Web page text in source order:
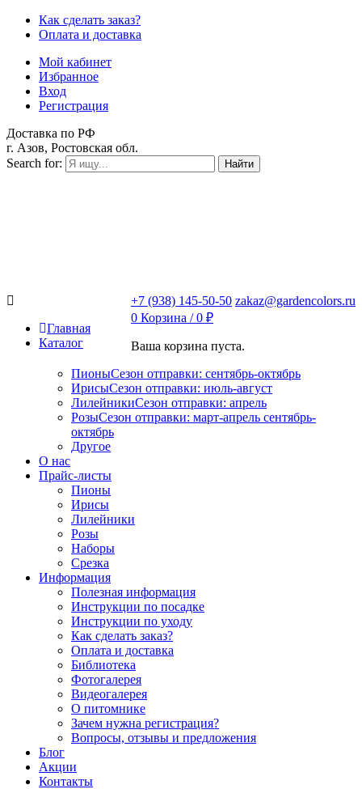
Как сделать заказ?
Оплата и доставка
Мой кабинет
Избранное
Вход
Регистрация
Доставка по РФ
г. Азов, Ростовская обл.
Search for:
Найти
+7 (938) 145-50-50 zakaz@gardencolors.ru
0 Корзина /0 ₽
Ваша корзина пуста.
Главная
Каталог
ПионыСезон отправки: сентябрь-октябрь
ИрисыСезон отправки: июль-август
ЛилейникиСезон отправки: апрель
РозыСезон отправки: март-апрель сентябрь-
октябрь
Другое
О нас
Прайс-листы
Пионы
Ирисы
Лилейники
Розы
Наборы
Срезка
Информация
Полезная информация
Инструкции по посадке
Инструкции по уходу
Как сделать заказ?
Оплата и доставка
Библиотека
Фотогалерея
Видеогалерея
О питомнике
Зачем нужна регистрация?
Вопросы, отзывы и предложения
Блог
Акции
Контакты